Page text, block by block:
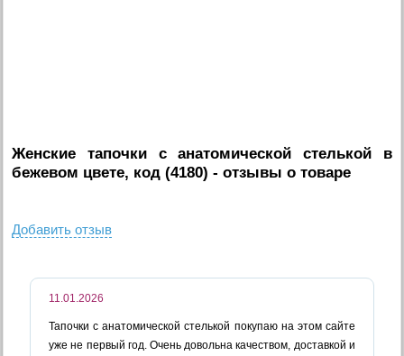
Женские тапочки с анатомической стелькой в
бежевом цвете, код (4180) - отзывы о товаре
Добавить отзыв
11.01.2026
Тапочки с анатомической стелькой покупаю на этом сайте
уже не первый год. Очень довольна качеством, доставкой и